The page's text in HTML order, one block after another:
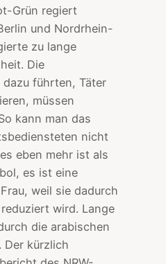
Grün regiert
und Nordrhein-
zu lange
Die
dazu führten, Täter
müssen
kann man das
nicht
eben mehr ist als
es ist eine
weil sie dadurch
wird. Lange
die arabischen
Der kürzlich